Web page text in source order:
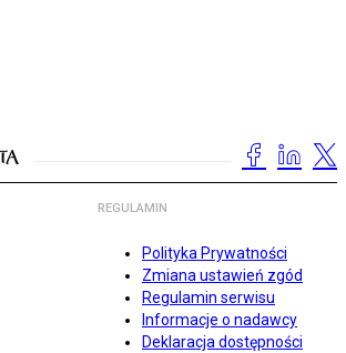
REGULAMIN
Polityka Prywatności
Zmiana ustawień zgód
Regulamin serwisu
Informacje o nadawcy
Deklaracja dostępności